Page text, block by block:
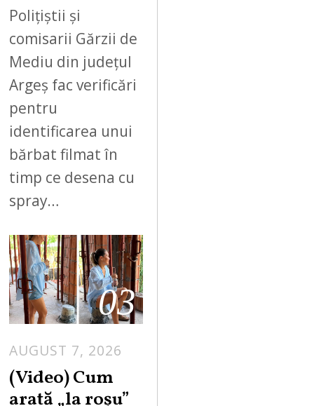
Polițiștii și
comisarii Gărzii de
Mediu din județul
Argeș fac verificări
pentru
identificarea unui
bărbat filmat în
timp ce desena cu
spray…
03
AUGUST 7, 2026
(Video) Cum
arată „la roşu”